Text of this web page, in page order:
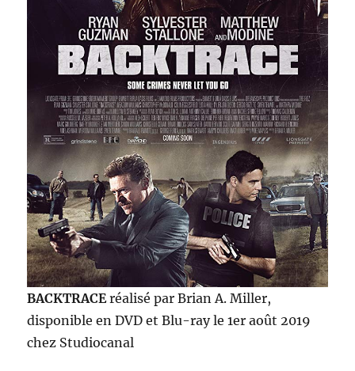
BACKTRACEréalisé par Brian A. Miller,
disponible en DVD et Blu-ray le 1er août 2019
chez Studiocanal